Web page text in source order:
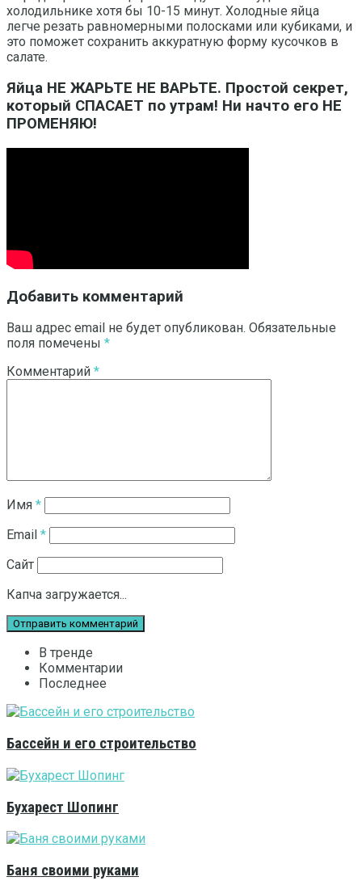
холодильнике хотя бы 10-15 минут. Холодные яйца
легче резать равномерными полосками или кубиками, и
это поможет сохранить аккуратную форму кусочков в
салате.
Яйца НЕ ЖАРЬТЕ НЕ ВАРЬТЕ. Простой секрет,
который СПАСАЕТ по утрам! Ни начто его НЕ
ПРОМЕНЯЮ!
Добавить комментарий
Ваш адрес email не будет опубликован. Обязательные
поля помечены *
Комментарий *
Имя *
Email *
Сайт
Капча загружается...
В тренде
Комментарии
Последнее
Бассейн и его строительство
Бухарест Шопинг
Баня своими руками